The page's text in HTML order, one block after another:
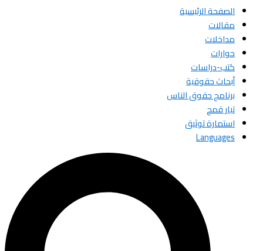
الصفحة الرئيسية
مقالات
مداخلات
حوارات
كتب-دراسات
أبحاث حقوقية
برنامج حقوق الناس
تيار قمح
استمارة توثيق
Languages